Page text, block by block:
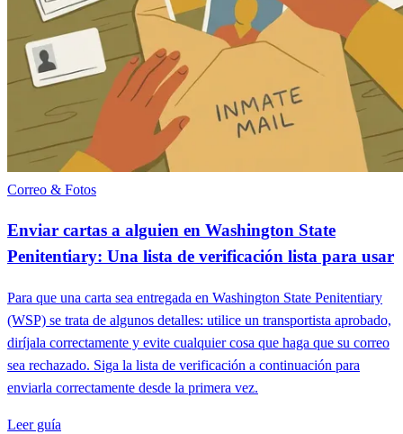
Correo & Fotos
Enviar cartas a alguien en Washington State
Penitentiary: Una lista de verificación lista para usar
Para que una carta sea entregada en Washington State Penitentiary
(WSP) se trata de algunos detalles: utilice un transportista aprobado,
diríjala correctamente y evite cualquier cosa que haga que su correo
sea rechazado. Siga la lista de verificación a continuación para
enviarla correctamente desde la primera vez.
Leer guía